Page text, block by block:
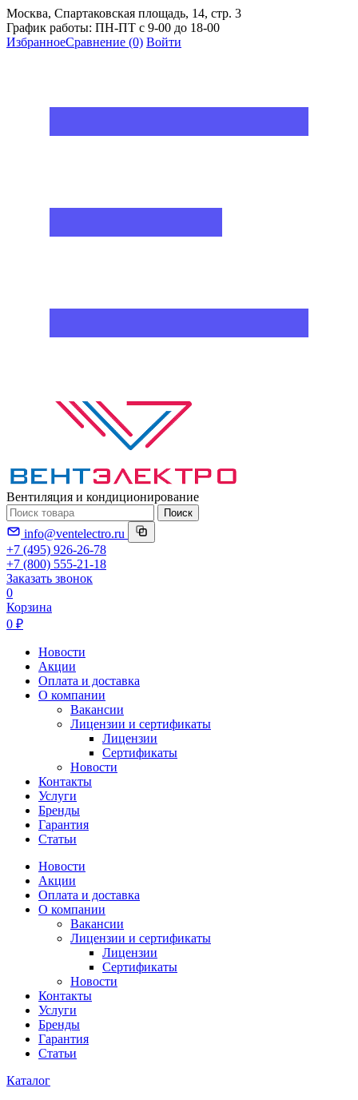
Москва, Спартаковская площадь, 14, стр. 3
График работы: ПН-ПТ с 9-00 до 18-00
ИзбранноеСравнение (0) Войти
Вентиляция и кондиционирование
Поиск
info@ventelectro.ru
+7 (495) 926-26-78
+7 (800) 555-21-18
Заказать звонок
0
Корзина
0 ₽
Новости
Акции
Оплата и доставка
О компании
Вакансии
Лицензии и сертификаты
Лицензии
Сертификаты
Новости
Контакты
Услуги
Бренды
Гарантия
Статьи
Новости
Акции
Оплата и доставка
О компании
Вакансии
Лицензии и сертификаты
Лицензии
Сертификаты
Новости
Контакты
Услуги
Бренды
Гарантия
Статьи
Каталог